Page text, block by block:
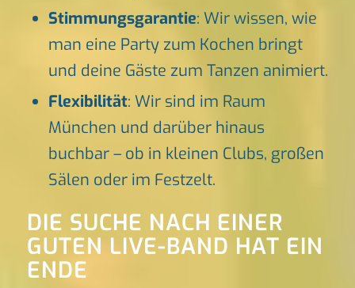
Stimmungsgarantie: Wir wissen, wie
man eine Party zum Kochen bringt
und deine Gäste zum Tanzen animiert.
Flexibilität: Wir sind im Raum
München und darüber hinaus
buchbar – ob in kleinen Clubs, großen
Sälen oder im Festzelt.
DIE SUCHE NACH EINER
GUTEN LIVE-BAND HAT EIN
ENDE